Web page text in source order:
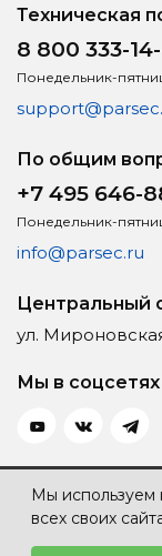
Техническая
8 800 333-
Понедельник-
По общим
+7 495 646-
Понедельник-
info@parsec.ru
Центральный
ул.
Мы в соцсетях
Политика
Карта сайта
Создание сайта —
Мы используем
всех своих